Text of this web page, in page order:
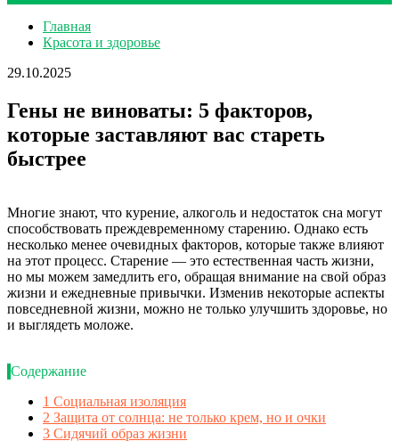
Главная
Красота и здоровье
29.10.2025
Гены не виноваты: 5 факторов,
которые заставляют вас стареть
быстрее
Многие знают, что курение, алкоголь и недостаток сна могут
способствовать преждевременному старению. Однако есть
несколько менее очевидных факторов, которые также влияют
на этот процесс. Старение — это естественная часть жизни,
но мы можем замедлить его, обращая внимание на свой образ
жизни и ежедневные привычки. Изменив некоторые аспекты
повседневной жизни, можно не только улучшить здоровье, но
и выглядеть моложе.
Содержание
1 Социальная изоляция
2 Защита от солнца: не только крем, но и очки
3 Сидячий образ жизни